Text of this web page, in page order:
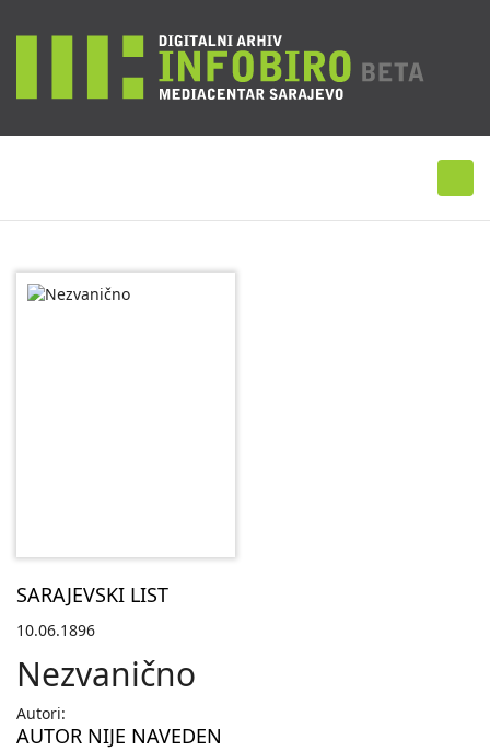
SARAJEVSKI LIST
10.06.1896
Nezvanično
Autori:
AUTOR NIJE NAVEDEN